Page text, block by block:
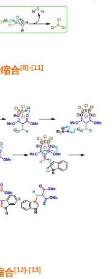
合[8]-[11]
合[12]-[13]